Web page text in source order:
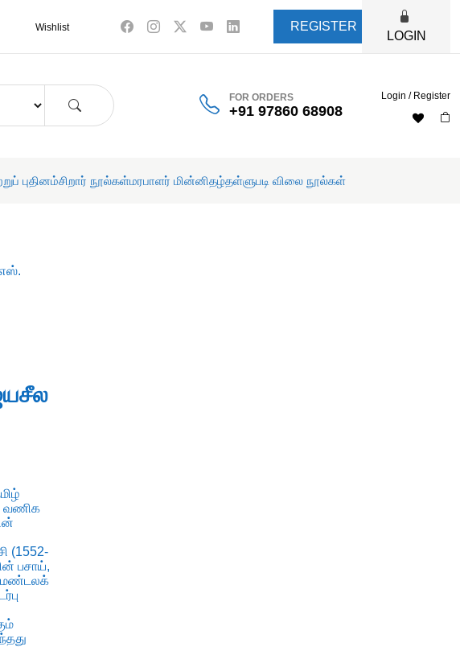
Wishlist REGISTER
LOGIN
FOR ORDERS
+91 97860 68908
Login / Register
புதினம்சிறார் நூல்கள்மரபாளர் மின்னிதழ்தள்ளுபடி விலை நூல்கள்
வணிக
(1552-
பசாய்,